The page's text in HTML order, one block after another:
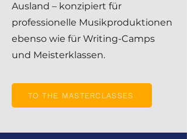
Ausland – konzipiert für
professionelle Musikproduktionen
ebenso wie für Writing-Camps
und Meisterklassen.
TO THE MASTERCLASSES